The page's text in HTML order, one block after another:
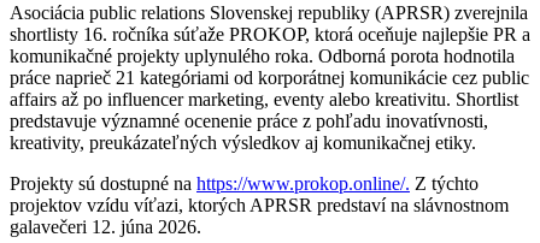
Asociácia public relations Slovenskej republiky (APRSR) zverejnila
shortlisty 16. ročníka súťaže PROKOP, ktorá oceňuje najlepšie PR a
komunikačné projekty uplynulého roka. Odborná porota hodnotila
práce naprieč 21 kategóriami od korporátnej komunikácie cez public
affairs až po influencer marketing, eventy alebo kreativitu. Shortlist
predstavuje významné ocenenie práce z pohľadu inovatívnosti,
kreativity, preukázateľných výsledkov aj komunikačnej etiky.
Projekty sú dostupné na https://www.prokop.online/. Z týchto
projektov vzídu víťazi, ktorých APRSR predstaví na slávnostnom
galavečeri 12. júna 2026.